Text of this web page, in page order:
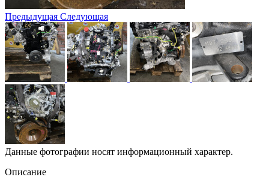
Предыдущая Следующая
Данные фотографии носят информационный характер.
Описание